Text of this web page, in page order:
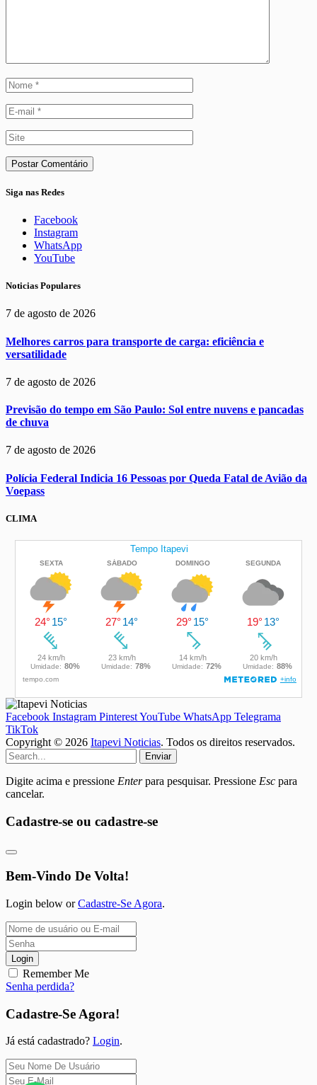
Siga nas Redes
Facebook
Instagram
WhatsApp
YouTube
Noticias Populares
7 de agosto de 2026
Melhores carros para transporte de carga: eficiência e
versatilidade
7 de agosto de 2026
Previsão do tempo em São Paulo: Sol entre nuvens e pancadas
de chuva
7 de agosto de 2026
Polícia Federal Indicia 16 Pessoas por Queda Fatal de Avião da
Voepass
CLIMA
Facebook Instagram PinterestYouTube WhatsApp Telegrama
TikTok
Copyright © 2026 Itapevi Noticias. Todos os direitos reservados.
Enviar
Digite acima e pressione Enterpara pesquisar. Pressione Esc para
cancelar.
Cadastre-se ou cadastre-se
Bem-Vindo De Volta!
Login below orCadastre-Se Agora.
Login
Remember Me
Senha perdida?
Cadastre-Se Agora!
Já está cadastrado? Login.